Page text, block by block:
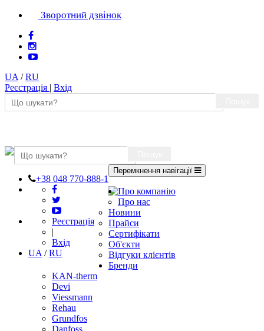
Зворотний дзвінок
UA /RU
Реєстрація | Вхід
+38 048 770-888-1
Реєстрація
|
Вхід
UA /RU
Перемкнення навігації
Про компанію
Про нас
Новини
Прайси
Сертифікати
Об'єкти
Відгуки клієнтів
Бренди
KAN-therm
Devi
Viessmann
Rehau
Grundfos
Danfoss